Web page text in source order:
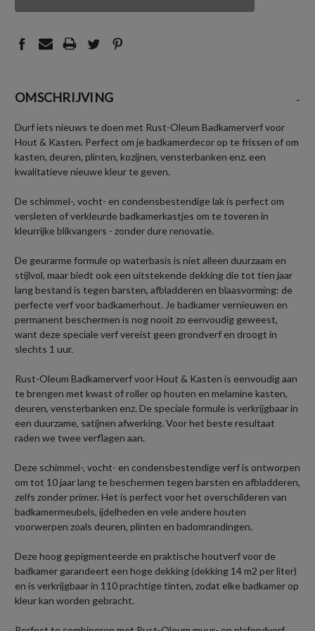
UNDEFINEDUNDEFINED
OMSCHRIJVING -
Durf iets nieuws te doen met Rust-Oleum Badkamerverf voor
Hout & Kasten. Perfect om je badkamerdecor op te frissen of om
kasten, deuren, plinten, kozijnen, vensterbanken enz. een
kwalitatieve nieuwe kleur te geven.
De schimmel-, vocht- en condensbestendige lak is perfect om
versleten of verkleurde badkamerkastjes om te toveren in
kleurrijke blikvangers - zonder dure renovatie.
De geurarme formule op waterbasis is niet alleen duurzaam en
stijlvol, maar biedt ook een uitstekende dekking die tot tien jaar
lang bestand is tegen barsten, afbladderen en blaasvorming: de
perfecte verf voor badkamerhout. Je badkamer vernieuwen en
permanent beschermen is nog nooit zo eenvoudig geweest,
want deze speciale verf vereist geen grondverf en droogt in
slechts 1 uur.
Rust-Oleum Badkamerverf voor Hout & Kasten is eenvoudig aan
te brengen met kwast of roller op houten en melamine kasten,
deuren, vensterbanken enz. De speciale formule is verkrijgbaar in
een duurzame, satijnen afwerking. Voor het beste resultaat
raden we twee verflagen aan.
Deze schimmel-, vocht- en condensbestendige verf is ontworpen
om tot 10 jaar lang te beschermen tegen barsten en afbladderen,
zelfs zonder primer. Het is perfect voor het overschilderen van
badkamermeubels, ijdelheden en vele andere houten
voorwerpen zoals deuren, plinten en badomrandingen.
Deze hoog gepigmenteerde en praktische houtverf voor de
badkamer garandeert een hoge dekking (dekking 14 m2 per liter)
en is verkrijgbaar in 110 prachtige tinten, zodat elke badkamer op
kleur kan worden gebracht.